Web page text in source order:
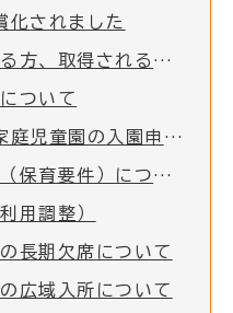
化されました
育児休業を取得している方、取得される方について
ついて
令和6年度紋別市留守家庭児童園の入園申込受付を開始しました！
保育を必要とする事由（保育要件）について
用調整）
長期欠席について
広域入所について